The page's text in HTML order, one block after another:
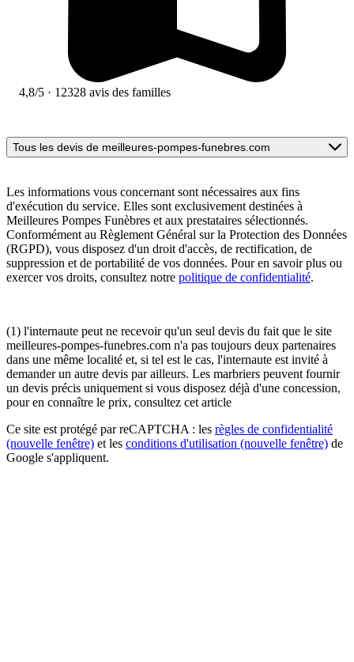
4,8/5 · 12328 avis des familles
Tous les devis de meilleures-pompes-funebres.com
Les informations vous concernant sont nécessaires aux fins
d'exécution du service. Elles sont exclusivement destinées à
Meilleures Pompes Funèbres et aux prestataires sélectionnés.
Conformément au Règlement Général sur la Protection des Données
(RGPD), vous disposez d'un droit d'accès, de rectification, de
suppression et de portabilité de vos données. Pour en savoir plus ou
exercer vos droits, consultez notre politique de confidentialité.
(1) l'internaute peut ne recevoir qu'un seul devis du fait que le site
meilleures-pompes-funebres.com n'a pas toujours deux partenaires
dans une même localité et, si tel est le cas, l'internaute est invité à
demander un autre devis par ailleurs. Les marbriers peuvent fournir
un devis précis uniquement si vous disposez déjà d'une concession,
pour en connaître le prix, consultez cet article
Ce site est protégé par reCAPTCHA : les règles de confidentialité
(nouvelle fenêtre) et les conditions d'utilisation (nouvelle fenêtre) de
Google s'appliquent.